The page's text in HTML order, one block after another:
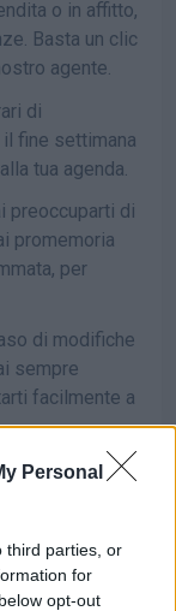
Personal
third parties, or
for
opt-out
o in affitto,
Basta un clic
agente.
di
fine settimana
tua agenda.
preoccuparti di
promemoria
per
di modifiche
sempre
facilmente a
degli
il nostro
facilmente
una